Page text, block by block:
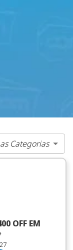
Categorias
OFF EM